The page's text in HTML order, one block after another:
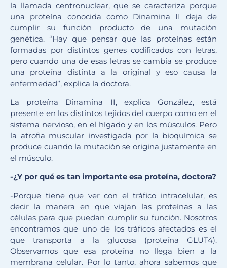
la llamada centronuclear, que se caracteriza porque
una proteína conocida como Dinamina II deja de
cumplir su función producto de una mutación
genética. “Hay que pensar que las proteínas están
formadas por distintos genes codificados con letras,
pero cuando una de esas letras se cambia se produce
una proteína distinta a la original y eso causa la
enfermedad”, explica la doctora.
La proteína Dinamina II, explica González, está
presente en los distintos tejidos del cuerpo como en el
sistema nervioso, en el hígado y en los músculos. Pero
la atrofia muscular investigada por la bioquímica se
produce cuando la mutación se origina justamente en
el músculo.
-¿Y por qué es tan importante esa proteína, doctora?
-Porque tiene que ver con el tráfico intracelular, es
decir la manera en que viajan las proteínas a las
células para que puedan cumplir su función. Nosotros
encontramos que uno de los tráficos afectados es el
que transporta a la glucosa (proteína GLUT4).
Observamos que esa proteína no llega bien a la
membrana celular. Por lo tanto, ahora sabemos que